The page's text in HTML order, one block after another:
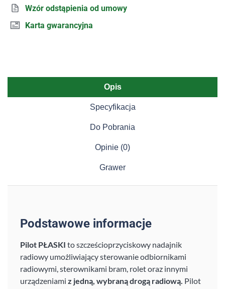
Wzór odstąpienia od umowy
Karta gwarancyjna
Opis
Specyfikacja
Do Pobrania
Opinie (0)
Grawer
Podstawowe informacje
Pilot PŁASKI to szcześcioprzyciskowy nadajnik
radiowy umożliwiający sterowanie odbiornikami
radiowymi, sterownikami bram, rolet oraz innymi
urządzeniami z jedną, wybraną drogą radiową. Pilot